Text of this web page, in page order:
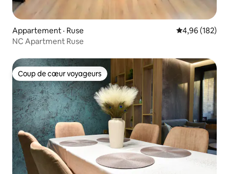
Appartement · Ruse Note
4,96 (182)
NC Apartment Ruse
Coup de cœur voyageurs
Coup de cœur voyageurs